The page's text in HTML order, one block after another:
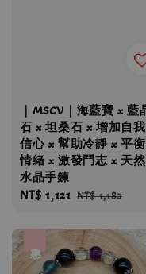
｜MSCV｜海藍寶 x 藍
石 x 坦桑石 x 增加自我
信心 x 幫助冷靜 x 平衡
情緒 x 激發鬥志 x 天然
水晶手鍊
Sale
NT$ 1,121 Regular
NT$ 1,180